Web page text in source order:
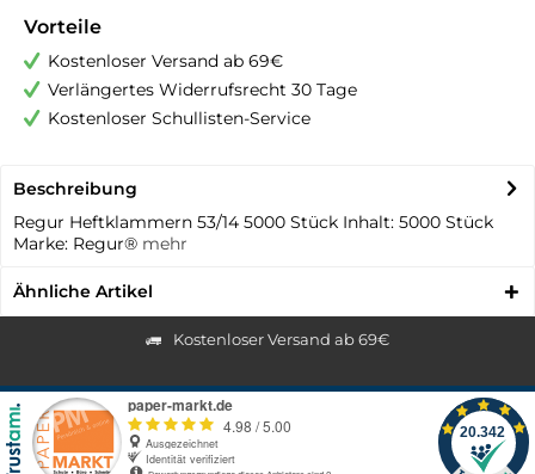
Vorteile
Kostenloser Versand ab 69€
Verlängertes Widerrufsrecht 30 Tage
Kostenloser Schullisten-Service
Beschreibung
Regur Heftklammern 53/14 5000 Stück Inhalt: 5000 Stück
Marke: Regur® mehr
Ähnliche Artikel
Kostenloser Versand ab 69€